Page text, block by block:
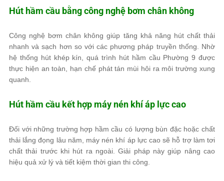
Hút hầm cầu bằng công nghệ bơm chân không
Công nghệ bơm chân không giúp tăng khả năng hút chất thải
nhanh và sạch hơn so với các phương pháp truyền thống. Nhờ
hệ thống hút khép kín, quá trình hút hầm cầu Phường 9 được
thực hiện an toàn, hạn chế phát tán mùi hôi ra môi trường xung
quanh.
Hút hầm cầu kết hợp máy nén khí áp lực cao
Đối với những trường hợp hầm cầu có lượng bùn đặc hoặc chất
thải lắng đọng lâu năm, máy nén khí áp lực cao sẽ hỗ trợ làm tơi
chất thải trước khi hút ra ngoài. Giải pháp này giúp nâng cao
hiệu quả xử lý và tiết kiệm thời gian thi công.